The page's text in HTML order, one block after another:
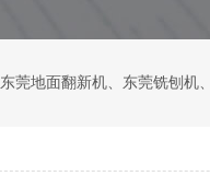
东莞地面翻新机、 东莞铣刨机、